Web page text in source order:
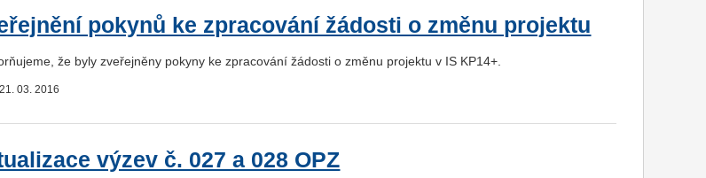
pokynů ke zpracování žádosti o změnu projektu
že byly zveřejněny pokyny ke zpracování žádosti o změnu projektu v IS KP14+.
21. 03. 2016
výzev č. 027 a 028 OPZ